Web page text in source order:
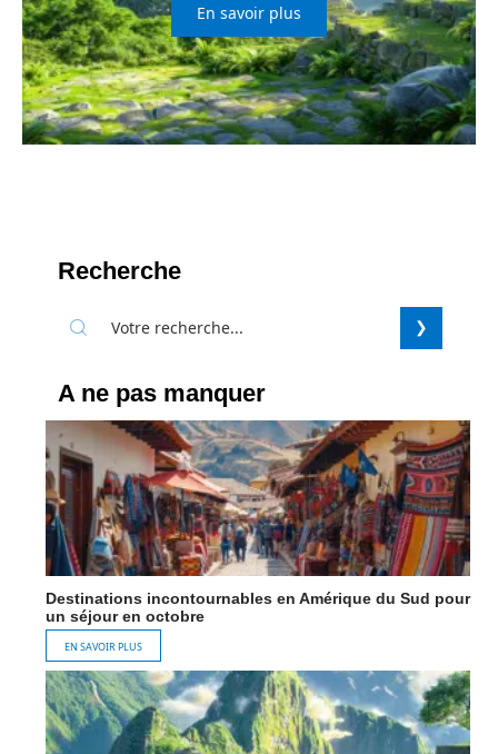
En savoir plus
Recherche
A ne pas manquer
Destinations incontournables en Amérique du Sud pour
un séjour en octobre
EN SAVOIR PLUS